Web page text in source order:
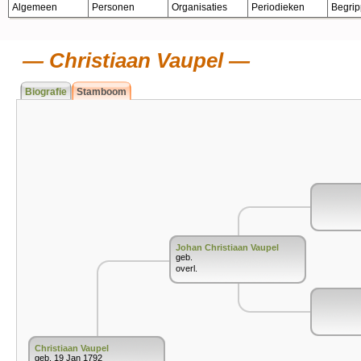
Algemeen Personen Organisaties Periodieken
Christiaan Vaupel
Biografie Stamboom
Christiaan Vaupel
geb. 19 Jan 1792
Johan Christiaan Vaupel
geb.
overl.